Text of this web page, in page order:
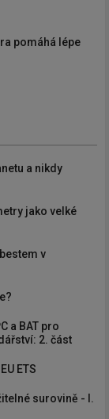
pomáhá lépe
a nikdy
jako velké
v
a BAT pro
2. část
ETS
surovině - I.